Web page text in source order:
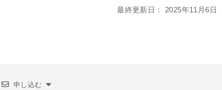
最終更新日： 2025年11月6日
申し込む